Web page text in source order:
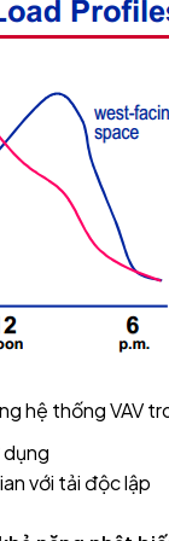
hệ thống VAV
với tải độc lập